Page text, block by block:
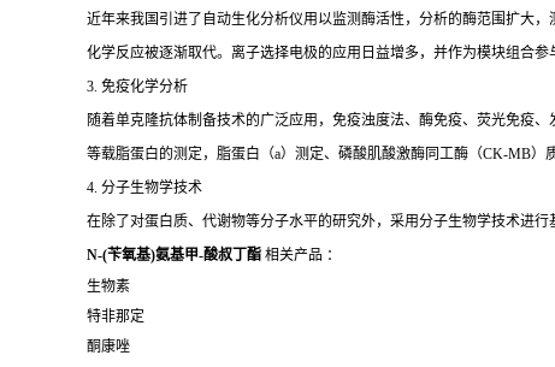
近年来我国引进了自动生化分析仪用以监测酶活性，分析的酶范围扩大
化学反应被逐渐取代。离子选择电极的应用日益增多，并作为模块组合参
3. 免疫化学分析
随着单克隆抗体制备技术的广泛应用，免疫浊度法、酶免疫、荧光免疫
等载脂蛋白的测定，脂蛋白（a）测定、磷酸肌酸激酶同工酶（CK-MB）
4. 分子生物学技术
在除了对蛋白质、代谢物等分子水平的研究外，采用分子生物学技术进行
N-(苄氧基)氨基甲-酸叔丁酯 相关产品 ：
生物素
特非那定
酮康唑